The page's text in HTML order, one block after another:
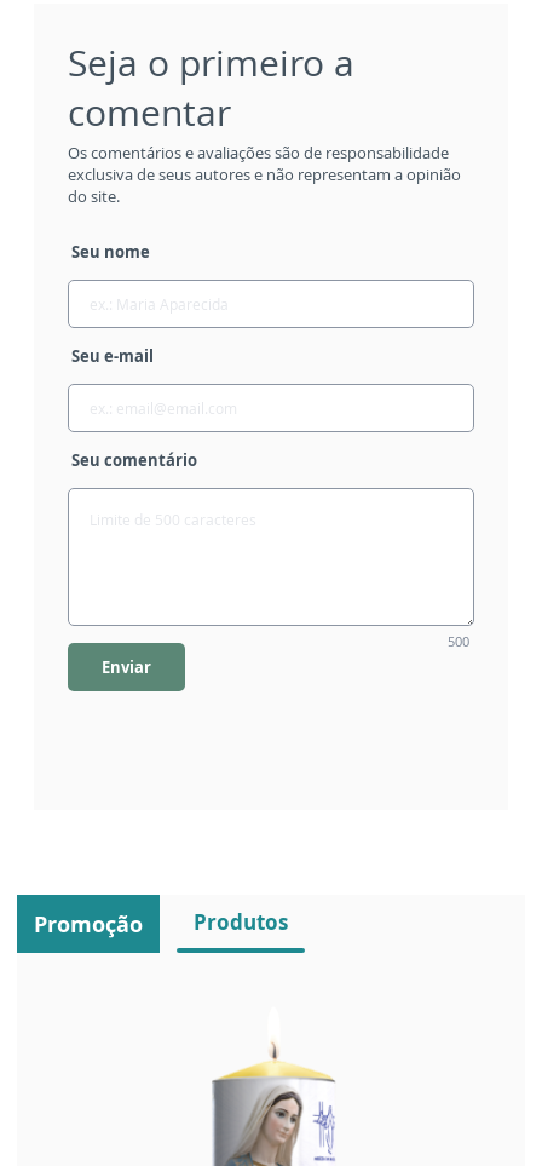
Seja o primeiro a
comentar
Os comentários e avaliações são de responsabilidade
exclusiva de seus autores e não representam a opinião
do site.
Seu nome
Seu e-mail
Seu comentário
500
Enviar
Promoção Produtos